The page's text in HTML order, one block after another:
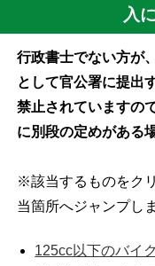
入
行政書士でない方が
として官公署に提出
禁止されていますの
に別段の定めがある
※該当するものをク
当箇所へジャンプし
125cc以下のバイ